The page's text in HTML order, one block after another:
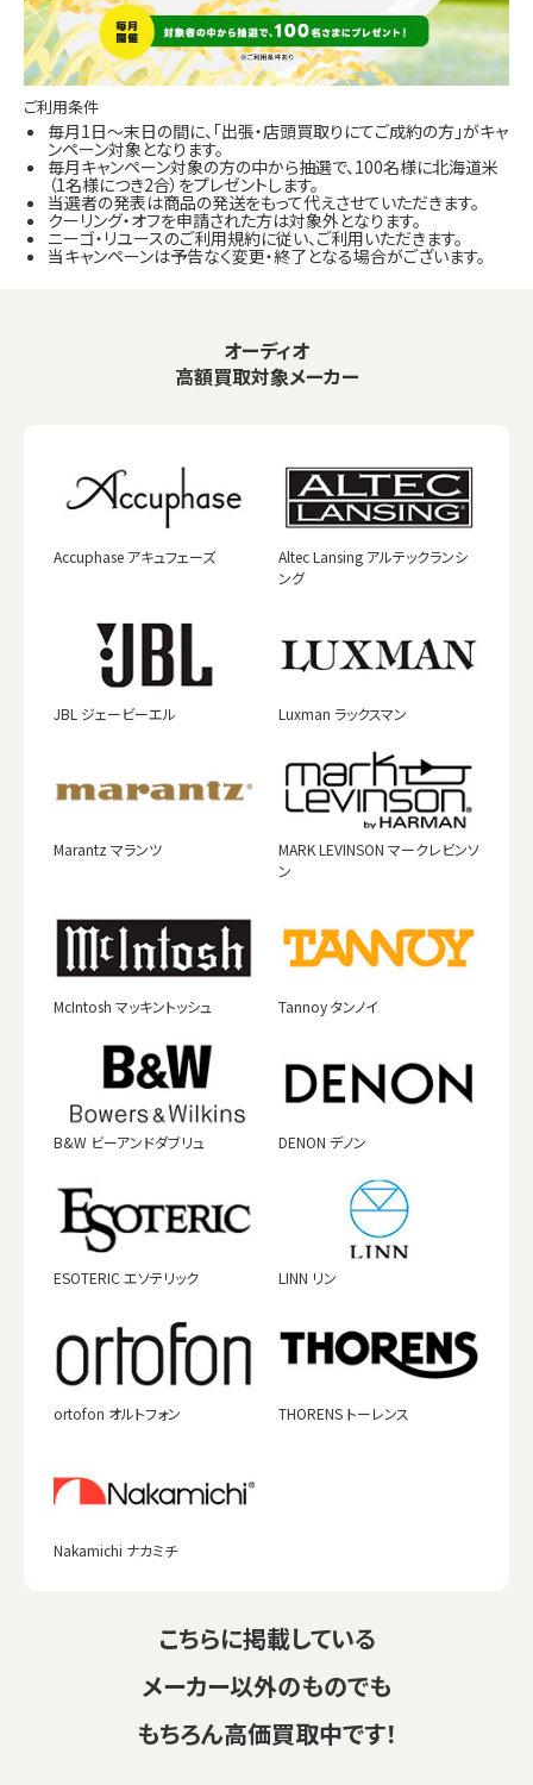
ご利用条件
毎月1日～末日の間に、「出張・店頭買取りにてご成約の方」がキャ
ンペーン対象となります。
毎月キャンペーン対象の方の中から抽選で、100名様に北海道米
（1名様につき2合）をプレゼントします。
当選者の発表は商品の発送をもって代えさせていただきます。
クーリング・オフを申請された方は対象外となります。
ニーゴ・リユースのご利用規約に従い、ご利用いただきます。
当キャンペーンは予告なく変更・終了となる場合がございます。
オーディオ
高額買取対象メーカー
Accuphase アキュフェーズ
Altec Lansing アルテックランシ
ング
JBL ジェービーエル Luxman ラックスマン
Marantz マランツ
MARK LEVINSON マークレビンソ
ン
McIntosh マッキントッシュ Tannoy タンノイ
B&W ビーアンドダブリュ DENON デノン
ESOTERIC エソテリック LINN リン
ortofon オルトフォン THORENS トーレンス
Nakamichi ナカミチ
こちらに掲載している
メーカー以外のものでも
もちろん高価買取中です！